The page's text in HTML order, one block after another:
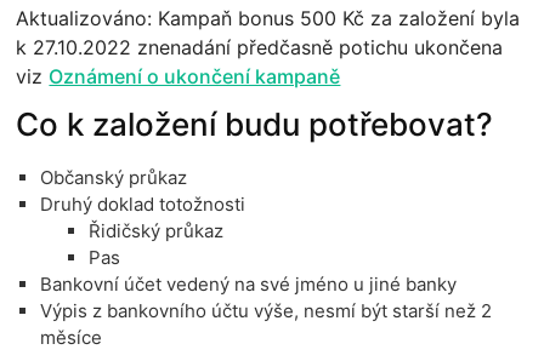
Aktualizováno: Kampaň bonus 500 Kč za založení byla
k 27.10.2022 znenadání předčasně potichu ukončena
viz Oznámení o ukončení kampaně
Co k založení budu potřebovat?
Občanský průkaz
Druhý doklad totožnosti
Řidičský průkaz
Pas
Bankovní účet vedený na své jméno u jiné banky
Výpis z bankovního účtu výše, nesmí být starší než 2
měsíce